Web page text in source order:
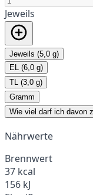
Jeweils
Jeweils (5,0 g)
EL (6,0 g)
TL (3,0 g)
Gramm
Wie viel darf ich davon
Nährwerte
Brennwert
37 kcal
156 kJ